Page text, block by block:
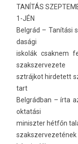
TANÍTÁS
1-JÉN
Belgrád – Tanítási
dasági
iskolák csak­nem
szakszer­vezete
sztrájkot hir­detett
tart
Belgrádban – írta
oktatási
miniszt­er hétfőn